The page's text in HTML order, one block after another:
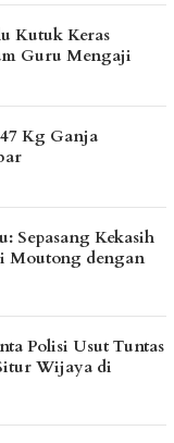
Kutuk Keras
Guru Mengaji
Kg Ganja
Sepasang Kekasih
Moutong dengan
Polisi Usut Tuntas
Wijaya di